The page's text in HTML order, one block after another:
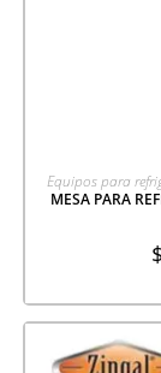
Equipos para
MESA PARA
$